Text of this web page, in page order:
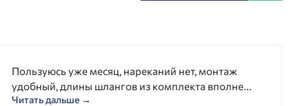
Пользуюсь уже месяц, нареканий нет, монтаж
удобный, длины шлангов из комплекта вполне...
Читать дальше →